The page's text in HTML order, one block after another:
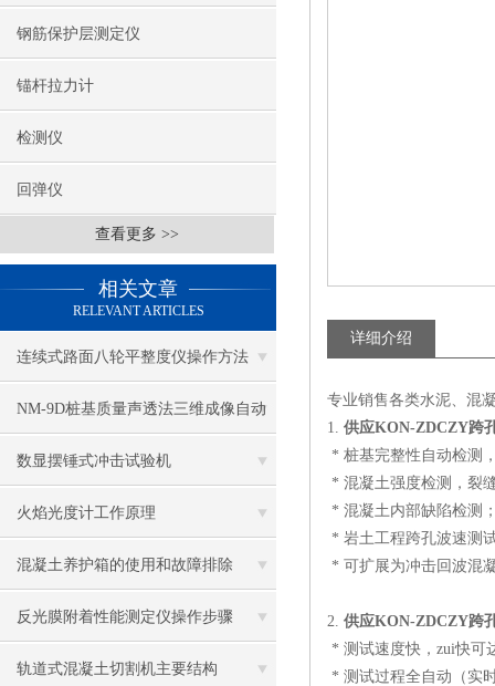
钢筋保护层测定仪
锚杆拉力计
检测仪
回弹仪
查看更多 >>
相关文章
RELEVANT ARTICLES
连续式路面八轮平整度仪操作方法
NM-9D桩基质量声透法三维成像自动
测试仪技术参数
数显摆锤式冲击试验机
火焰光度计工作原理
混凝土养护箱的使用和故障排除
反光膜附着性能测定仪操作步骤
轨道式混凝土切割机主要结构
详细介绍
专业销售各类水泥、混
1. 供应KON-ZDCZY跨
* 桩基完整性自动检测
* 混凝土强度检测，裂
* 混凝土内部缺陷检测
* 岩土工程跨孔波速测
* 可扩展为冲击回波混
2. 供应KON-ZDCZY跨
* 测试速度快，zui快可
* 测试过程全自动（实